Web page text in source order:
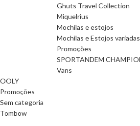
Ghuts Travel Collection
Miquelrius
Mochilas e estojos
Mochilas e Estojos
Promoções
SPORTANDEM
Vans
OOLY
Promoções
Sem categoria
Tombow